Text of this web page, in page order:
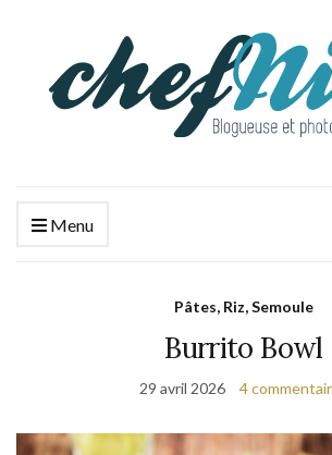
Menu
Pâtes, Riz, Semoule
Burrito Bowl
29 avril 2026 4